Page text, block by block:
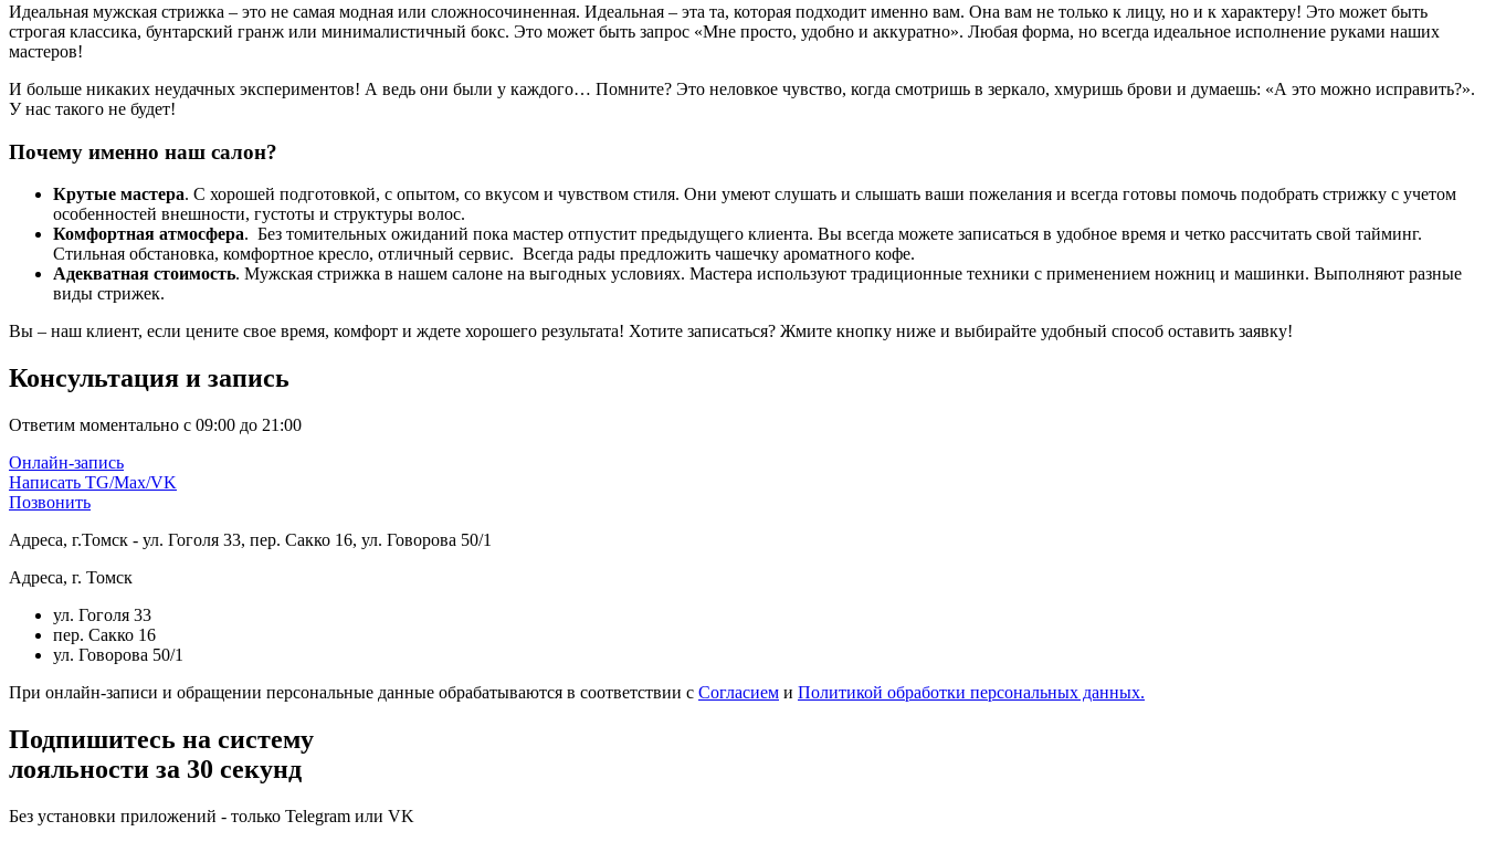
Идеальная мужская стрижка – это не самая модная или сложносочиненная. Идеальная – эта та, которая подходит именно вам. Она вам не только к лицу, но и к характеру! Это может быть
строгая классика, бунтарский гранж или минималистичный бокс. Это может быть запрос «Мне просто, удобно и аккуратно». Любая форма, но всегда идеальное исполнение руками наших
мастеров!
И больше никаких неудачных экспериментов! А ведь они были у каждого… Помните? Это неловкое чувство, когда смотришь в зеркало, хмуришь брови и думаешь: «А это можно исправить?».
У нас такого не будет!
Почему именно наш салон?
Крутые мастера. С хорошей подготовкой, с опытом, со вкусом и чувством стиля. Они умеют слушать и слышать ваши пожелания и всегда готовы помочь подобрать стрижку с учетом
особенностей внешности, густоты и структуры волос.
Комфортная атмосфера. Без томительных ожиданий пока мастер отпустит предыдущего клиента. Вы всегда можете записаться в удобное время и четко рассчитать свой тайминг.
Стильная обстановка, комфортное кресло, отличный сервис. Всегда рады предложить чашечку ароматного кофе.
Адекватная стоимость. Мужская стрижка в нашем салоне на выгодных условиях. Мастера используют традиционные техники с применением ножниц и машинки. Выполняют разные
виды стрижек.
Вы – наш клиент, если цените свое время, комфорт и ждете хорошего результата! Хотите записаться? Жмите кнопку ниже и выбирайте удобный способ оставить заявку!
Консультация и запись
Ответим моментально с 09:00 до 21:00
Онлайн-запись
Написать TG/Max/VK
Позвонить
Адреса, г.Томск - ул. Гоголя 33, пер. Сакко 16, ул. Говорова 50/1
Адреса, г. Томск
ул. Гоголя 33
пер. Сакко 16
ул. Говорова 50/1
При онлайн-записи и обращении персональные данные обрабатываются в соответствии с Согласием и Политикой обработки персональных данных.
Подпишитесь на систему
лояльности за 30 секунд
Без установки приложений - только Telegram или VK